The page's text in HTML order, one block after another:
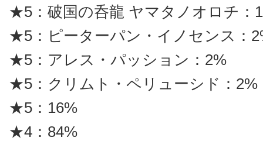
★5：破国の呑龍 ヤマタノオロチ：
★5：ピーターパン・イノセンス：
★5：アレス・パッション：2%
★5：クリムト・ペリューシド：2%
★5：16%
★4：84%